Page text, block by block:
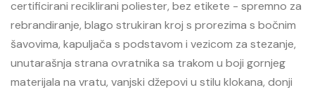
certificirani reciklirani poliester, bez etikete - spremno za
rebrandiranje, blago strukiran kroj s prorezima s bočnim
šavovima, kapuljača s podstavom i vezicom za stezanje,
unutarašnja strana ovratnika sa trakom u boji gornjeg
materijala na vratu, vanjski džepovi u stilu klokana, donji